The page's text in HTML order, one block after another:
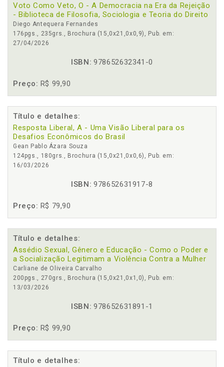
Voto Como Veto, O - A Democracia na Era da Rejeição
- Biblioteca de Filosofia, Sociologia e Teoria do Direito
Diego Antequera Fernandes
176pgs., 235grs., Brochura (15,0x21,0x0,9), Pub. em:
27/04/2026
ISBN: 978652632341-0
Preço: R$ 99,90
Título e detalhes:
Resposta Liberal, A - Uma Visão Liberal para os
Desafios Econômicos do Brasil
Gean Pablo Ázara Souza
124pgs., 180grs., Brochura (15,0x21,0x0,6), Pub. em:
16/03/2026
ISBN: 978652631917-8
Preço: R$ 79,90
Título e detalhes:
Assédio Sexual, Gênero e Educação - Como o Poder e
a Socialização Legitimam a Violência Contra a Mulher
Carliane de Oliveira Carvalho
200pgs., 270grs., Brochura (15,0x21,0x1,0), Pub. em:
13/03/2026
ISBN: 978652631891-1
Preço: R$ 99,90
Título e detalhes: